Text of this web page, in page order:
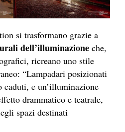
si trasformano grazie a
dell’illuminazione che,
ricreano uno stile
“Lampadari posizionati
caduti, e un’illuminazione
drammatico e teatrale,
spazi destinati